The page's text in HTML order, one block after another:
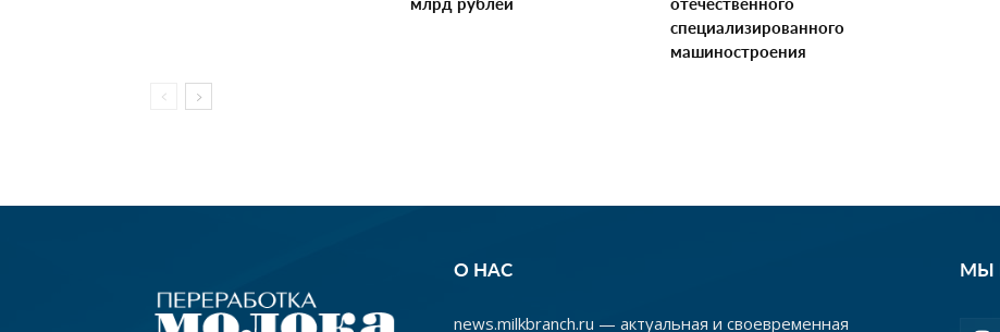
специализированного
машиностроения
О НАС
news.milkbranch.ru — актуальная и своевременная
МЫ